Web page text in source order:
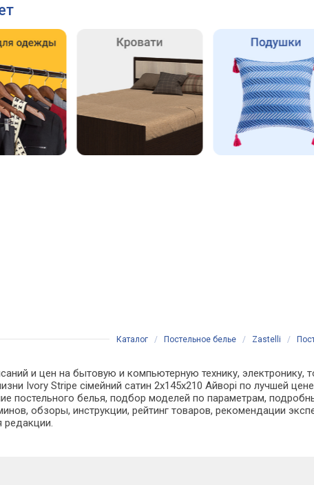
Каталог / Постельное белье / Zastelli /
и цен на бытовую и компьютерную технику,
Ivory Stripe сімейний сатин 2х145х210 Айворі по лучшей
постельного белья, подбор моделей по параметрам,
обзоры, инструкции, рейтинг товаров, рекомендации
редакции.